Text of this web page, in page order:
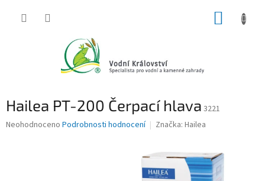
Hailea PT-200 Čerpací hlava 3221
Průměrné
Neohodnoceno Podrobnosti hodnocení Značka: Hailea